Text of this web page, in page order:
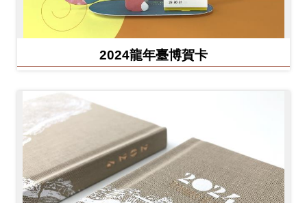
2024龍年臺博賀卡